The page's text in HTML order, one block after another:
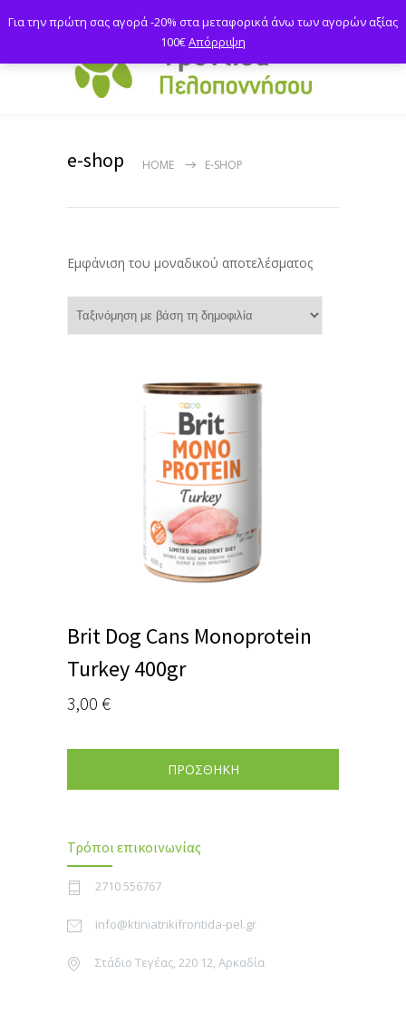
e-shop HOME E-SHOP
Εμφάνιση του μοναδικού αποτελέσματος
Brit Dog Cans Monoprotein
Turkey 400gr
3,00 €
ΠΡΟΣΘΗΚΗ
Τρόποι επικοινωνίας
2710 556767
info@ktiniatrikifrontida-pel.gr
Στάδιο Τεγέας, 220 12, Αρκαδία
Για την πρώτη σας αγορά -20% στα μεταφορικά άνω των αγορών αξίας
100€Απόρριψη